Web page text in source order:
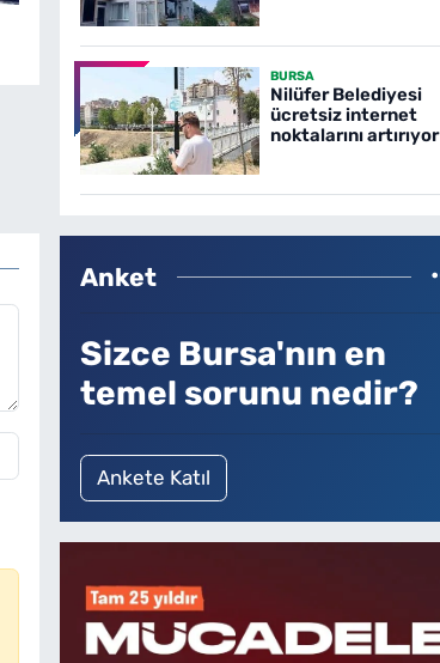
BURSA
Nilüfer Belediyesi
ücretsiz internet
noktalarını artırıyor
Anket
Sizce Bursa'nın en
temel sorunu nedir?
Ankete Katıl